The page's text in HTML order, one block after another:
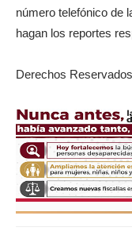
número telefónico de
hagan los reportes
Derechos